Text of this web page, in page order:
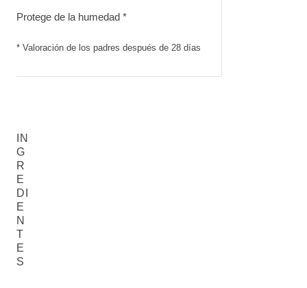
Protege de la humedad *
* Valoración de los padres después de 28 días
IN
G
R
E
DI
E
N
T
E
S